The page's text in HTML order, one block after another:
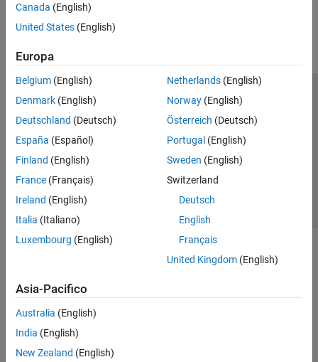
Canada (English)
United States (English)
Europa
Belgium (English)
Denmark (English)
Deutschland (Deutsch)
España (Español)
Finland (English)
France (Français)
Ireland (English)
Italia (Italiano)
Luxembourg (English)
Netherlands(English)
Norway(English)
Österreich (Deutsch)
Portugal (English)
Sweden (English)
Switzerland
Deutsch
English
Français
United Kingdom(English)
Asia-Pacifico
Australia (English)
India (English)
New Zealand (English)
Centro di fiducia
Informativa sulla privacy
Antipirateria
Stato dell'applicazione
Contatti
© 1994-2026 The MathWorks, Inc.